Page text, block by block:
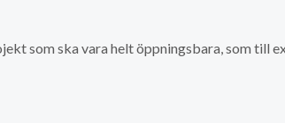
som ska vara helt öppningsbara, som till